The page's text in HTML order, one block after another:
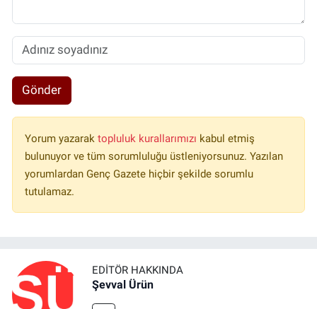
Gönder
Yorum yazarak topluluk kurallarımızı kabul etmiş
bulunuyor ve tüm sorumluluğu üstleniyorsunuz. Yazılan
yorumlardan Genç Gazete hiçbir şekilde sorumlu
tutulamaz.
EDITÖR HAKKINDA
Şevval Ürün